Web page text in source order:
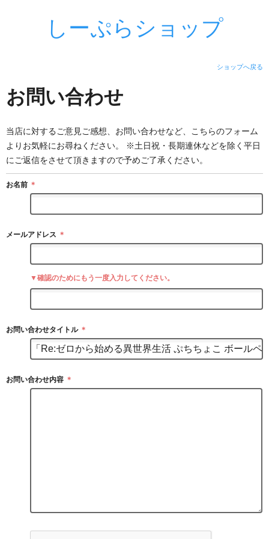
しーぷらショップ
ショップへ戻る
お問い合わせ
当店に対するご意見ご感想、お問い合わせなど、こちらのフォーム
よりお気軽にお尋ねください。 ※土日祝・長期連休などを除く平日
にご返信をさせて頂きますので予めご了承ください。
お名前 ＊
メールアドレス ＊
▼確認のためにもう一度入力してください。
お問い合わせタイトル ＊
お問い合わせ内容 ＊